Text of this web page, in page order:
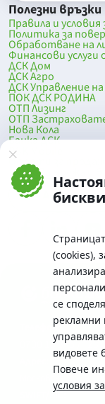
(cookies),
се
рекламни
видовете
Повече
условия
Полезни връзки
Правила и условия
Политика за
Обработване на
Финансови
ДСК Дом
ДСК Агро
ДСК Управление
ПОК ДСК РОДИНА
ОТП Лизинг
ОТП
Нова Кола
Банка ДСК
DSK Mobile
Оферти за
Клонова мрежа и
До
Телефон:
0700 10 375 /
Московска No.19 /
SWIFT/BIC: